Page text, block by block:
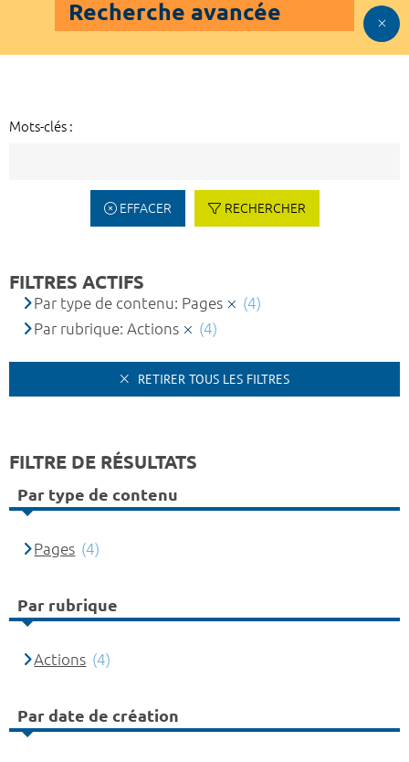
Recherche avancée
Mots-clés :
EFFACER RECHERCHER
FILTRES ACTIFS
Par type de contenu: Pages
(4)
Par rubrique: Actions
(4)
RETIRER TOUS LES FILTRES
FILTRE DE RÉSULTATS
Par type de contenu
Pages (4)
Par rubrique
Actions (4)
Par date de création